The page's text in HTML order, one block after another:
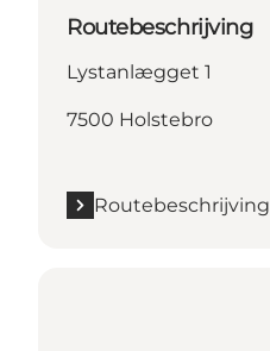
Routebeschrijving
Lystanlægget 1
7500 Holstebro
Routebeschrijving